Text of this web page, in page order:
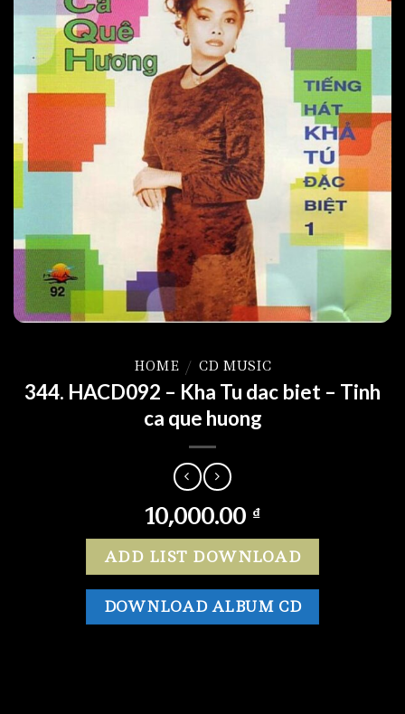
HOME / CD MUSIC
344. HACD092 – Kha Tu dac biet – Tinh
ca que huong
10,000.00 ₫
ADD LIST DOWNLOAD
DOWNLOAD ALBUM CD